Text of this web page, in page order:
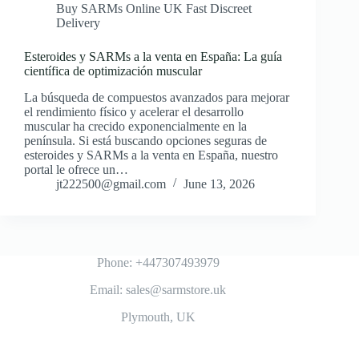
Buy SARMs Online UK Fast Discreet
Delivery
Esteroides y SARMs a la venta en España: La guía
científica de optimización muscular
La búsqueda de compuestos avanzados para mejorar
el rendimiento físico y acelerar el desarrollo
muscular ha crecido exponencialmente en la
península. Si está buscando opciones seguras de
esteroides y SARMs a la venta en España, nuestro
portal le ofrece un…
jt222500@gmail.com
June 13, 2026
Phone: +447307493979
Email: sales@sarmstore.uk
Plymouth, UK